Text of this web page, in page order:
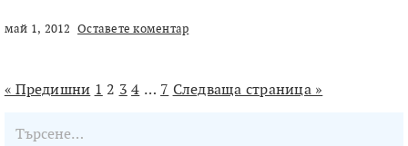
май 1, 2012 Оставете коментар
« Предишни 1 2 3 4 … 7 Следваща страница »